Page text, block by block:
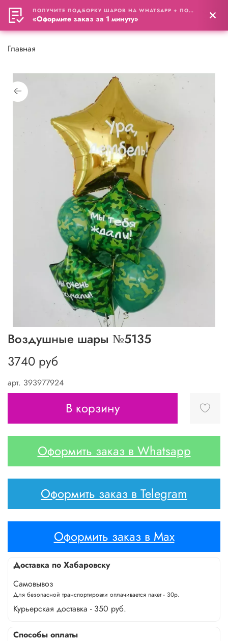
0
Главная
арт. 393977924
Воздушные шары №5135
3740 руб
В корзину
Оформить заказ в Whatsapp
Оформить заказ в Telegram
Оформить заказ в Max
Доставка по Хабаровску
Самовывоз
Для безопасной транспортировки оплачивается пакет - 30р.
Курьерская доставка - 350 руб.
Способы оплаты
ПОЛУЧИТЕ ПОДБОРКУ ШАРОВ НА WHATSAPP + ПОДАРОК
«Оформите заказ за 1 минуту»